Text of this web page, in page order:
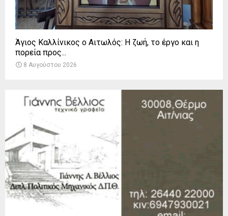
Άγιος Καλλίνικος ο Αιτωλός: Η ζωή, το έργο και η
πορεία προς...
8 Αυγούστου 2026